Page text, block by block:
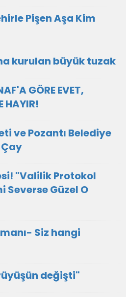
Pişen Aşa Kim
kurulan büyük tuzak
GÖRE EVET,
HAYIR!
ve Pozantı Belediye
"Valilik Protokol
Severse Güzel O
Siz hangi
değişti"